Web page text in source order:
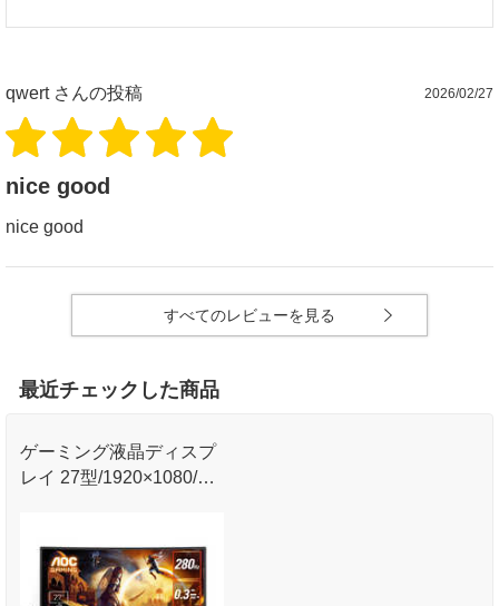
qwertさんの投稿 2026/02/27
nice good
nice good
すべてのレビューを見る
最近チェックした商品
ゲーミング液晶ディスプ
レイ 27型/1920×1080/HD